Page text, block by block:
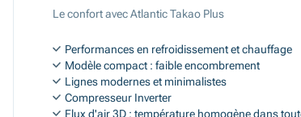
Le confort avec Atlantic Takao Plus
Performances en refroidissement et chauffage
Modèle compact : faible encombrement
Lignes modernes et minimalistes
Compresseur Inverter
Flux d'air 3D : température homogène dans